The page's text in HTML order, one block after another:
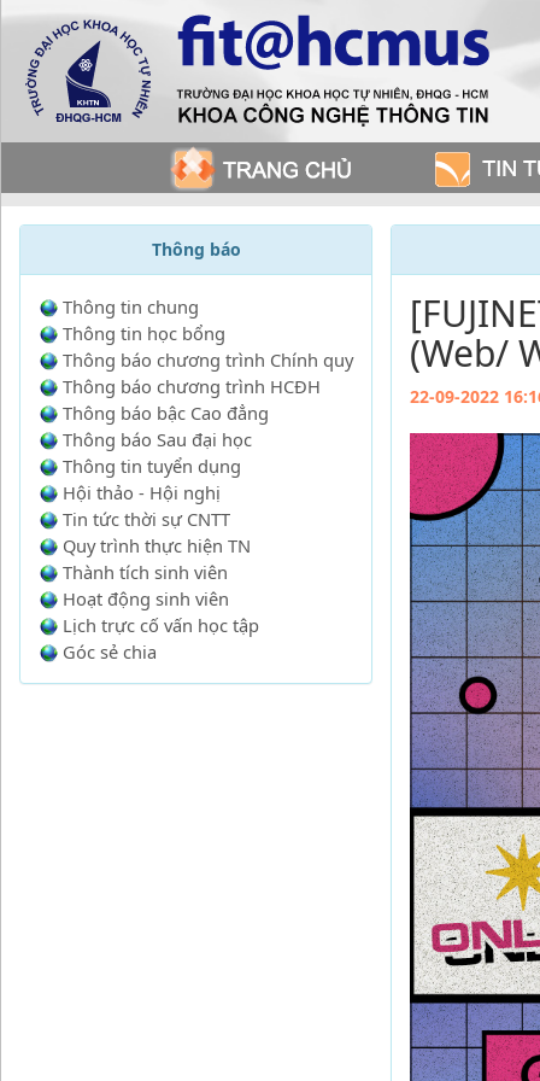
Thông báo
Thông tin chung
Thông tin học bổng
Thông báo chương trình Chính quy
Thông báo chương trình HCĐH
Thông báo bậc Cao đẳng
Thông báo Sau đại học
Thông tin tuyển dụng
Hội thảo - Hội nghị
Tin tức thời sự CNTT
Quy trình thực hiện TN
Thành tích sinh viên
Hoạt động sinh viên
Lịch trực cố vấn học tập
Góc sẻ chia
(Web/
22-09-2022